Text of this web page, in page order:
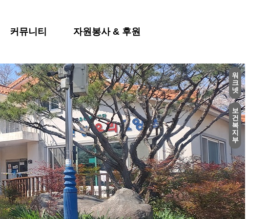
커뮤니티 자원봉사 & 후원
워
크
넷
보
건
복
지
부